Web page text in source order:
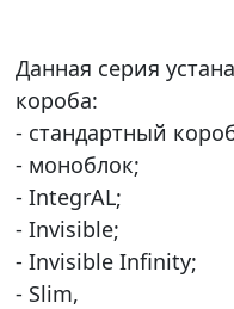
Данная серия
короба:
- стандартный
- моноблок;
- IntegrAL;
- Invisible;
- Invisible Infinity;
- Slim,